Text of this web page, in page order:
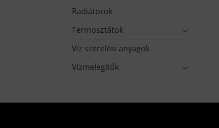
Radiátorok
Termosztátok
Víz szerelési anyagok
Vízmelegítők